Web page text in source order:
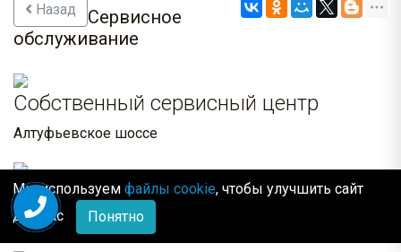
Назад
Сервисное
обслуживание
Собственный сервисный центр
Алтуфьевское шоссе
Выезд технического специалиста
В удобное для вас время
Мы используем файлы cookie, чтобы улучшить сайт
для Вас
Понятно